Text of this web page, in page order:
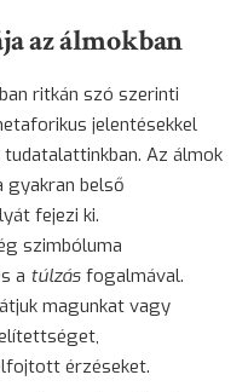
az álmokban
ritkán szó szerinti
jelentésekkel
Az álmok
gyakran belső
fejezi ki.
szimbóluma
a túlzás fogalmával.
magunkat vagy
érzéseket.